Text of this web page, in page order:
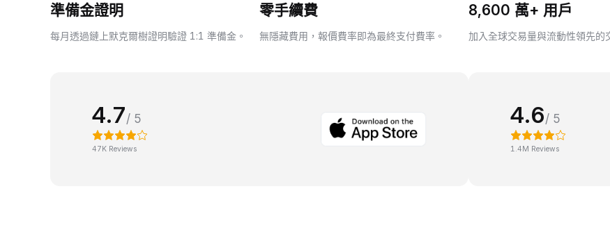
準備金證明
每月透過鏈上默克爾樹證明驗證 1:1 準備金。
零手續費
無隱藏費用，報價費率即為最終支付費率。
8,600 萬+ 用戶
加入全球交易量與流動性領先的
4.7/ 5
47K Reviews
4.6/ 5
1.4M Reviews